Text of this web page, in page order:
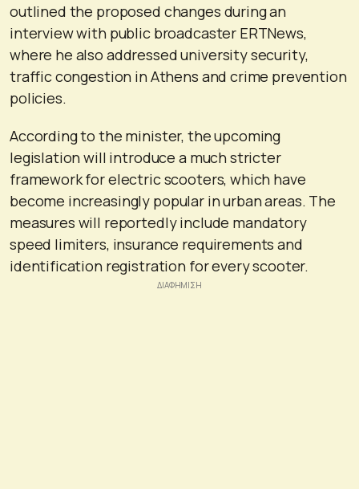
outlined the proposed changes during an
interview with public broadcaster ERTNews,
where he also addressed university security,
traffic congestion in Athens and crime prevention
policies.
According to the minister, the upcoming
legislation will introduce a much stricter
framework for electric scooters, which have
become increasingly popular in urban areas. The
measures will reportedly include mandatory
speed limiters, insurance requirements and
identification registration for every scooter.